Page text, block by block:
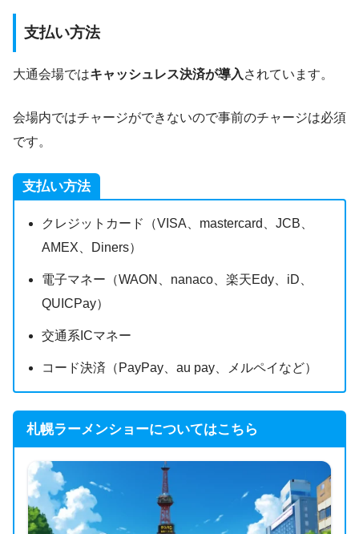
支払い方法
大通会場ではキャッシュレス決済が導入 されています。
会場内ではチャージができないので事前のチャージは必須
です。
支払い方法
クレジットカード（VISA、mastercard、JCB、
AMEX、Diners）
電子マネー（WAON、nanaco、楽天Edy、iD、
QUICPay）
交通系ICマネー
コード決済（PayPay、au pay、メルペイなど）
札幌ラーメンショーについてはこちら